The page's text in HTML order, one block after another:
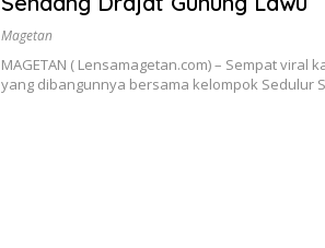
Magetan
MAGETAN ( Lensamagetan.com) – Sempat viral
yang dibangunnya bersama kelompok Sedulur